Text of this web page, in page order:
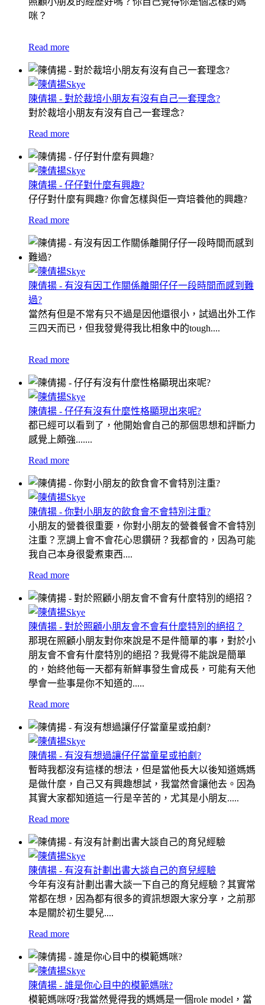
咪？
Read more
陳倩揚 - 對於裁培小朋友有沒有自己一套理念?
對於裁培小朋友有沒有自己一套理念?
Read more
陳倩揚 - 仔仔對什麼有興趣?
仔仔對什麼有興趣? 你會怎樣與佢一齊培養他的興趣?
Read more
陳倩揚 - 有沒有因工作關係離開仔仔一段時間而感到難
過?
當然有但是不常有只不過是因他還很小，試過出外工作
三四天而已，但我發覺得我比相象中的tough....
Read more
陳倩揚 - 仔仔有沒有什麼性格顯現出來呢?
都已經可以看到了，他開始會自己的那個思想和評斷力
感覺上頗強.......
Read more
陳倩揚 - 你對小朋友的飲食會不會特別注重?
小朋友的營養很重要，你對小朋友的營養餐會不會特別
注重？烹調上會不會花心思鑽研？我都會的，因為可能
我自己本身很愛煮東西....
Read more
陳倩揚 - 對於照顧小朋友會不會有什麼特別的絕招？
那現在照顧小朋友對你來說是不是件簡單的事，對於小
朋友會不會有什麼特別的絕招？我覺得不能說是簡單
的，始終他每一天都有新鮮事發生會成長，可能有天他
學會一些事是你不知道的.....
Read more
陳倩揚 - 有沒有想過讓仔仔當童星或拍劇?
暫時我都沒有這樣的想法，但是當他長大以後知道媽媽
是做什麼，自己又有興趣想試，我當然會讓他去。因為
其實大家都知道這一行是辛苦的，尤其是小朋友.....
Read more
陳倩揚 - 有沒有計劃出書大談自己的育兒經驗
今年有沒有計劃出書大談一下自己的育兒經驗？其實常
常都在想，因為都有很多的資訊想跟大家分享，之前那
本是關於初生嬰兒....
Read more
陳倩揚 - 誰是你心目中的模範媽咪?
模範媽咪呀?我當然覺得我的媽媽是一個role model，當